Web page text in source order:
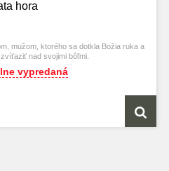
hora
mužom, ktorého sa dotkla Božia ruka a
nad svojimi bôľmi.
vypredaná